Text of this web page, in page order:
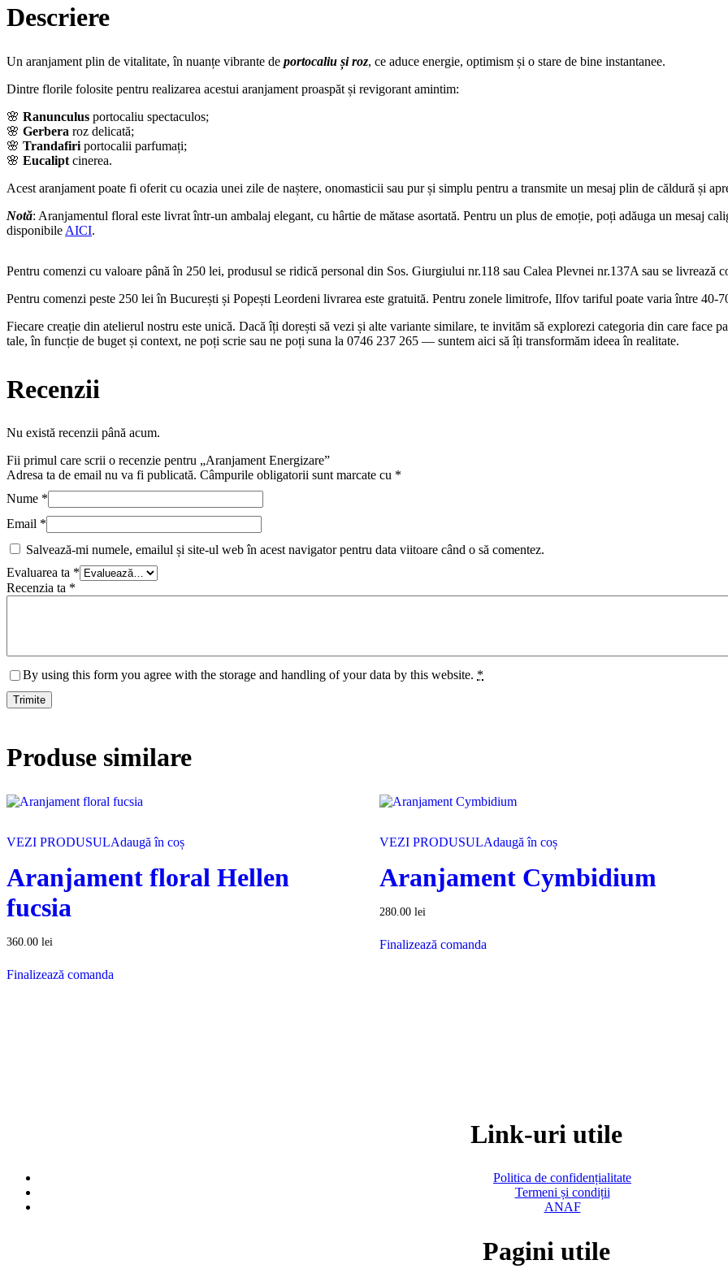
Descriere
Un aranjament plin de vitalitate, în nuanțe vibrante de portocaliu și roz, ce aduce energie, optimism și o stare de bine instantanee.
Dintre florile folosite pentru realizarea acestui aranjament proaspăt și revigorant amintim:
🌸 Ranunculus portocaliu spectaculos;
🌸 Gerbera roz delicată;
🌸 Trandafiri portocalii parfumați;
🌸 Eucalipt cinerea.
Acest aranjament poate fi oferit cu ocazia unei zile de naștere, onomasticii sau pur și simplu pentru a transmite un mesaj plin de căldură și
Notă: Aranjamentul floral este livrat într-un ambalaj elegant, cu hârtie de mătase asortată. Pentru un plus de emoție, poți adăuga un mesaj
disponibile AICI.
Pentru comenzi cu valoare până în 250 lei, produsul se ridică personal din Sos. Giurgiului nr.118 sau Calea Plevnei nr.137A sau se livrează
Pentru comenzi peste 250 lei în București și Popești Leordeni livrarea este gratuită. Pentru zonele limitrofe, Ilfov tariful poate varia între 40-
Fiecare creație din atelierul nostru este unică. Dacă îți dorești să vezi și alte variante similare, te invităm să explorezi categoria din care face
tale, în funcție de buget și context, ne poți scrie sau ne poți suna la 0746 237 265 — suntem aici să îți transformăm ideea în realitate.
Recenzii
Nu există recenzii până acum.
Fii primul care scrii o recenzie pentru „Aranjament Energizare”
Adresa ta de email nu va fi publicată. Câmpurile obligatorii sunt marcate cu *
Nume *
Email *
Salvează-mi numele, emailul și site-ul web în acest navigator pentru data viitoare când o să comentez.
Evaluarea ta *
Recenzia ta *
By using this form you agree with the storage and handling of your data by this website. *
Produse similare
VEZI PRODUSULAdaugă în coș
Aranjament floral Hellen
fucsia
360.00 lei
Finalizează comanda
VEZI PRODUSULAdaugă în coș
Aranjament Cymbidium
280.00 lei
Finalizează comanda
Link-uri utile
Politica de confidențialitate
Termeni și condiții
ANAF
Pagini utile